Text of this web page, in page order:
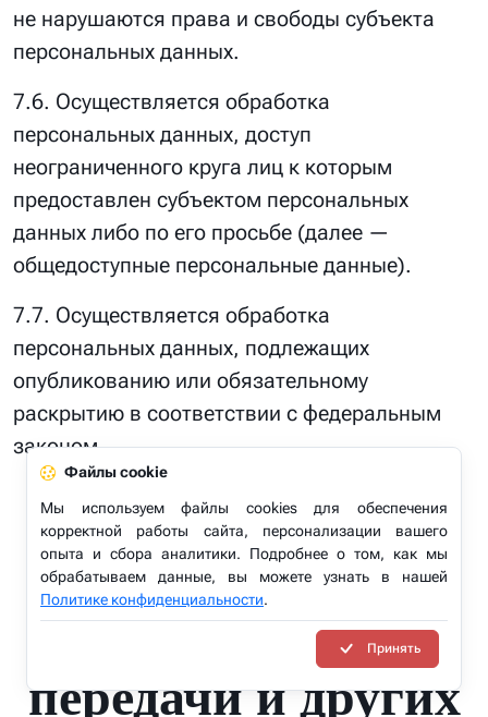
не нарушаются права и свободы субъекта
персональных данных.
7.6. Осуществляется обработка
персональных данных, доступ
неограниченного круга лиц к которым
предоставлен субъектом персональных
данных либо по его просьбе (далее —
общедоступные персональные данные).
7.7. Осуществляется обработка
персональных данных, подлежащих
опубликованию или обязательному
раскрытию в соответствии с федеральным
законом.
8. Порядок сбора,
хранения,
передачи и других
Файлы cookie
Мы используем файлы cookies для обеспечения
корректной работы сайта, персонализации вашего
опыта и сбора аналитики. Подробнее о том, как мы
обрабатываем данные, вы можете узнать в нашей
Политике конфиденциальности.
Принять